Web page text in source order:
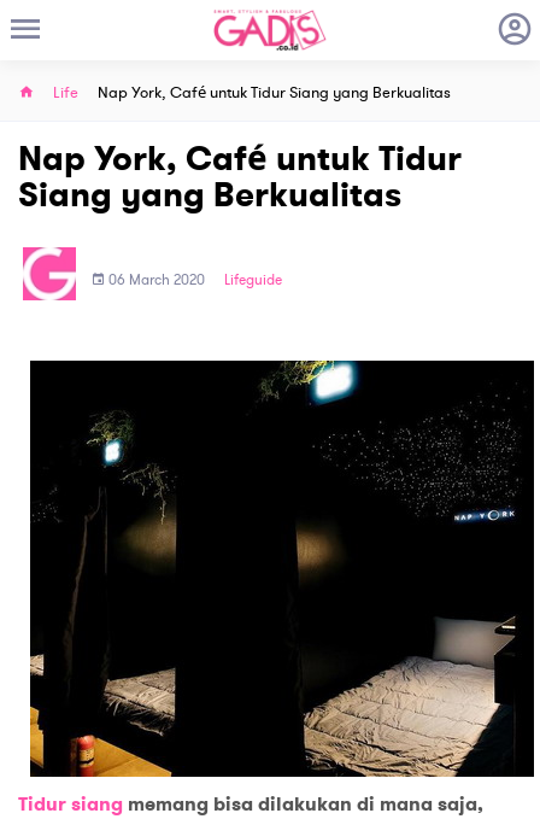
Life Nap York, Café untuk Tidur Siang yang Berkualitas
Nap York, Café untuk Tidur
Siang yang Berkualitas
06 March 2020 Lifeguide
Tidur siang memang bisa dilakukan di mana saja,